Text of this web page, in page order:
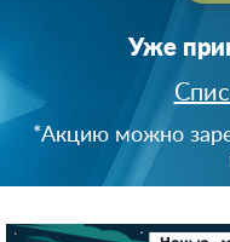
Цена белого
Успейте